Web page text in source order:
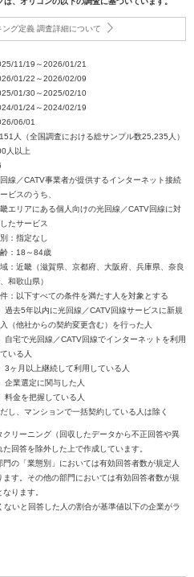
ング定義 調査詳細について
11/19～2026/01/21
01/22～2026/02/09
01/30～2025/02/10
01/24～2024/02/19
06/01
人（全国調査における総サンプル数25,235人）
人以上
線／CATV事業者が提供するインターネット接続
ビスのうち、
エリアにある個人向けの光回線／CATV回線に対
たサービス
：指定なし
：18～84歳
：近畿（滋賀県、京都府、大阪府、兵庫県、奈良
和歌山県）
：以下すべての条件を満たす人を対象とする
過去5年以内に光回線／CATV回線サービスに新規
（他社からの契約変更含む）を行った人
自宅で光回線／CATV回線でインターネットを利用
いる人
3ヶ月以上継続して利用している人
企業選定に関与した人
料金を把握している人
し、マンションで一括契約している人は除く
リーニング（回収したデータから不正回答や異
回答を除外した上で作成しています。
の「業態別」においては有効回答者数が規定人
す。その他の部門においては有効回答者数が規
ります。
いと回答した人の割合が基準値以下の企業がラ